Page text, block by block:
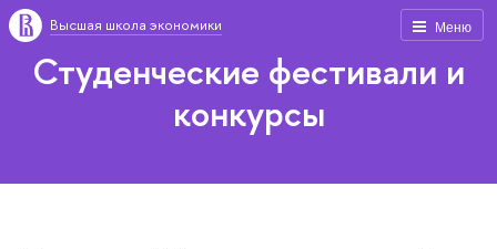
Меню
Высшая школа экономики
Студенческие фестивали и
конкурсы